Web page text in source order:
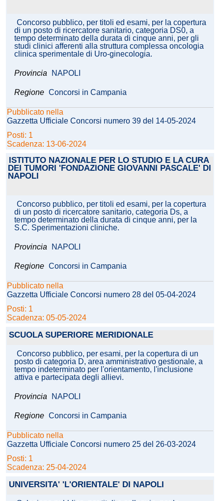
Concorso pubblico, per titoli ed esami, per la copertura
di un posto di ricercatore sanitario, categoria DS0, a
tempo determinato della durata di cinque anni, per gli
studi clinici afferenti alla struttura complessa oncologia
clinica sperimentale di Uro-ginecologia.
Provincia NAPOLI
Regione Concorsi in Campania
Pubblicato nella
Gazzetta Ufficiale Concorsi numero 39 del 14-05-2024
Posti: 1
Scadenza: 13-06-2024
ISTITUTO NAZIONALE PER LO STUDIO E LA CURA
DEI TUMORI 'FONDAZIONE GIOVANNI PASCALE' DI
NAPOLI
Concorso pubblico, per titoli ed esami, per la copertura
di un posto di ricercatore sanitario, categoria Ds, a
tempo determinato della durata di cinque anni, per la
S.C. Sperimentazioni cliniche.
Provincia NAPOLI
Regione Concorsi in Campania
Pubblicato nella
Gazzetta Ufficiale Concorsi numero 28 del 05-04-2024
Posti: 1
Scadenza: 05-05-2024
SCUOLA SUPERIORE MERIDIONALE
Concorso pubblico, per esami, per la copertura di un
posto di categoria D, area amministrativo gestionale, a
tempo indeterminato per l'orientamento, l'inclusione
attiva e partecipata degli allievi.
Provincia NAPOLI
Regione Concorsi in Campania
Pubblicato nella
Gazzetta Ufficiale Concorsi numero 25 del 26-03-2024
Posti: 1
Scadenza: 25-04-2024
UNIVERSITA' 'L'ORIENTALE' DI NAPOLI